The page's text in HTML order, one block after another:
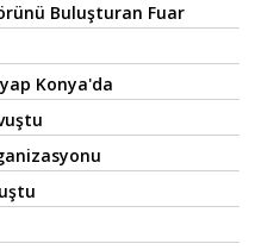
Buluşturan Fuar
Konya'da